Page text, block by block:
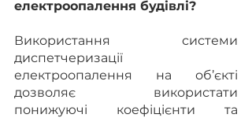
електроопалення будівлі?
Використання системи
диспетчеризації
електроопалення на об’єкті
дозволяє використати
понижуючі коефіцієнти та